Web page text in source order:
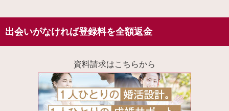
出会いがなければ登録料を全額返金
資料請求はこちらから